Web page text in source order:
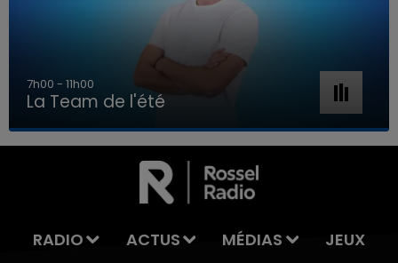
LA TEAM DE L'ÉTÉ
7h00 - 11h00
La Team de l'été
RADIO ACTUS MÉDIAS JEUX